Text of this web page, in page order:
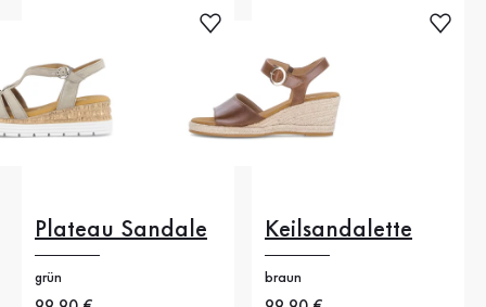
Plateau Sandale
grün
Keilsandalette
braun